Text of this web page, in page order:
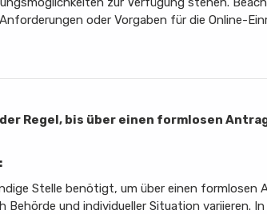
oder Vorgaben für die Online-
Regel, bis über einen formlosen
Stelle benötigt, um über einen formlosen
Behörde und individueller Situation variieren.